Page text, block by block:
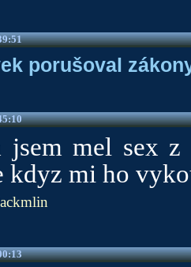
porušoval
jsem mel sex
kdyz mi ho